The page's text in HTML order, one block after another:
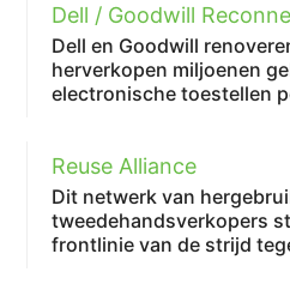
Dell / Goodwill
Dell en Goodwill
herverkopen miljoenen
electronische toestellen
Reuse Alliance
Dit netwerk van
tweedehandsverkopers
frontlinie van de strijd